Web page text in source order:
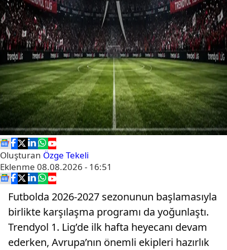
Oluşturan Özge Tekeli
Eklenme 08.08.2026 - 16:51
Futbolda 2026-2027 sezonunun başlamasıyla
birlikte karşılaşma programı da yoğunlaştı.
Trendyol 1. Lig’de ilk hafta heyecanı devam
ederken, Avrupa’nın önemli ekipleri hazırlık